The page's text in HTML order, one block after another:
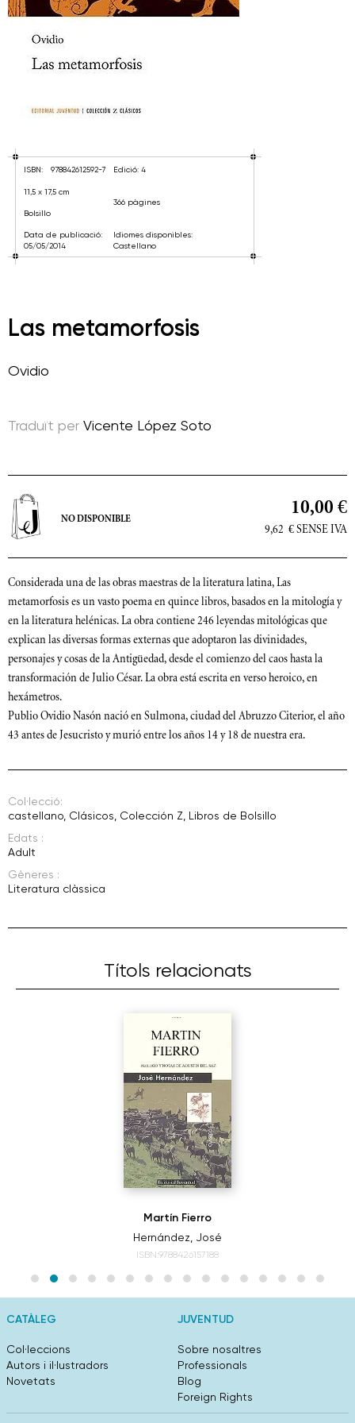
ISBN: 978842612592-7
11,5 x 17,5 cm
Bolsillo
Data de publicació:
05/05/2014
Edició: 4
366 pàgines
Idiomes disponibles:
Castellano
Las metamorfosis
Ovidio
Traduït per Vicente López Soto
10,00 €
9,62 € SENSE IVA
NO DISPONIBLE
Considerada una de las obras maestras de la literatura latina, Las
metamorfosis es un vasto poema en quince libros, basados en la mitología y
en la literatura helénicas. La obra contiene 246 leyendas mitológicas que
explican las diversas formas externas que adoptaron las divinidades,
personajes y cosas de la Antigüedad, desde el comienzo del caos hasta la
transformación de Julio César. La obra está escrita en verso heroico, en
hexámetros.
Publio Ovidio Nasón nació en Sulmona, ciudad del Abruzzo Citerior, el año
43 antes de Jesucristo y murió entre los años 14 y 18 de nuestra era.
Col·lecció:
castellano, Clásicos, Colección Z, Libros de Bolsillo
Edats :
Adult
Gèneres :
Literatura clàssica
Títols relacionats
Martín Fierro
Hernández, José
ISBN:9788426157188
CATÀLEG
Col·leccions
Autors i il·lustradors
Novetats
JUVENTUD
Sobre nosaltres
Professionals
Blog
Foreign Rights